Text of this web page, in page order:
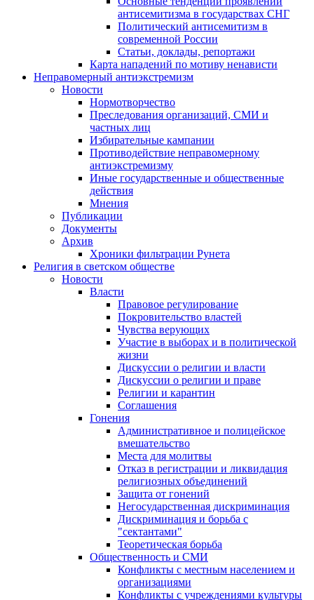
антисемитизма в государствах СНГ
Политический антисемитизм в
современной России
Статьи, доклады, репортажи
Карта нападений по мотиву ненависти
Неправомерный антиэкстремизм
Новости
Нормотворчество
Преследования организаций, СМИ и
частных лиц
Избирательные кампании
Противодействие неправомерному
антиэкстремизму
Иные государственные и общественные
действия
Мнения
Публикации
Документы
Архив
Хроники фильтрации Рунета
Религия в светском обществе
Новости
Власти
Правовое регулирование
Покровительство властей
Чувства верующих
Участие в выборах и в политической
жизни
Дискуссии о религии и власти
Дискуссии о религии и праве
Религии и карантин
Соглашения
Гонения
Административное и полицейское
вмешательство
Места для молитвы
Отказ в регистрации и ликвидация
религиозных объединений
Защита от гонений
Негосударственная дискриминация
Дискриминация и борьба с
"сектантами"
Теоретическая борьба
Общественность и СМИ
Конфликты с местным населением и
организациями
Конфликты с учреждениями культуры